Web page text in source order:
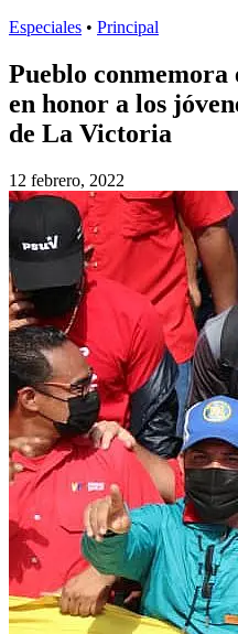
Especiales • Principal
Pueblo
en honor a los
de La Victoria
12 febrero, 2022